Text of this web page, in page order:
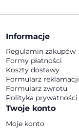
Informacje
Regulamin zakupów
Formy płatności
Koszty dostawy
Formularz reklamacji
Formularz zwrotu
Polityka prywatności
Twoje konto
Moje konto